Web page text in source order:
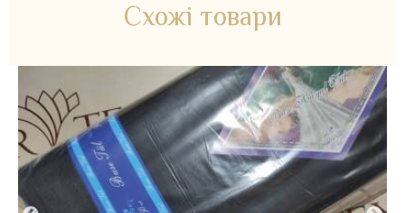
2000000320847 Pronovias — матеріал для весільних
суконь, декору та колекцій ательє. Доступний оптом і в
Схожі товари